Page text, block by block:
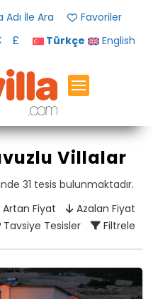
Adı İle Ara Favoriler
£ Türkçe English
Villalar
31 tesis bulunmaktadır.
Artan Fiyat
Azalan Fiyat
Tavsiye Tesisler
Filtrele